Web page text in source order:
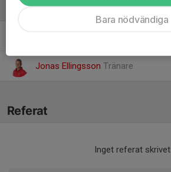
Ledare
Jonas Ellingsson Tränare
Referat
Inget referat skrivet
Bara nödvändiga